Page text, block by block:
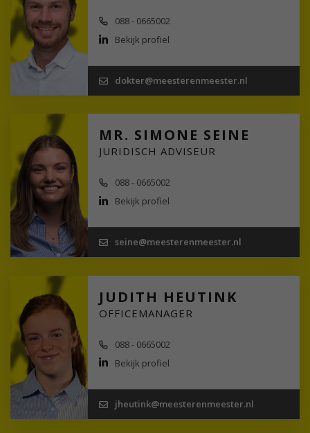
088 - 0665002
Bekijk profiel
dokter@meesterenmeester.nl
MR. SIMONE SEINE
JURIDISCH ADVISEUR
088 - 0665002
Bekijk profiel
seine@meesterenmeester.nl
JUDITH HEUTINK
OFFICEMANAGER
088 - 0665002
Bekijk profiel
jheutink@meesterenmeester.nl